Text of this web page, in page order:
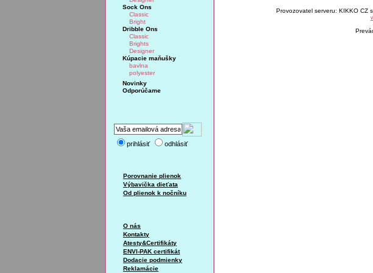
Sock Ons
Classic
Bright
Dribble Ons
Classic
Brights
Designer
Kúpacie maňušky
bavlna
polyester
Novinky
Odporúčame
prihlásiť odhlásiť
Porovnanie plienok
Výbavička dieťata
Od plienok k nočníku
O nás
Kontakty
Atesty&Certifikáty
ENVI-PAK certifikát
Dodacie podmienky
Reklamácie
Provozovatel serveru: KIKKO CZ